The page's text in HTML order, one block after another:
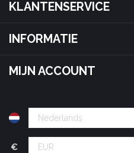
KLANTENSERVICE
INFORMATIE
MIJN ACCOUNT
€